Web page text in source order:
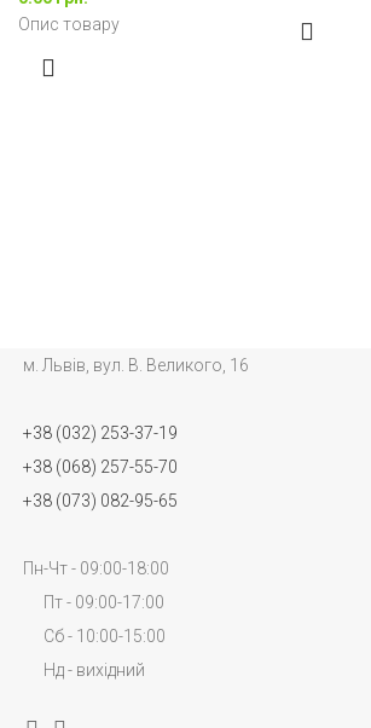
Опис товару
м. Львів, вул. В. Великого, 16
+38 (032) 253-37-19
+38 (068) 257-55-70
+38 (073) 082-95-65
Пн-Чт - 09:00-18:00
Пт - 09:00-17:00
Сб - 10:00-15:00
Нд - вихідний